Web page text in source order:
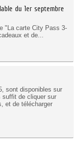
du 1er septembre
"La carte City Pass 3-
et de...
sont disponibles sur
de cliquer sur
et de télécharger